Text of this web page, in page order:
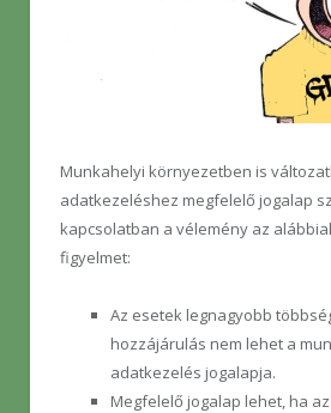
Munkahelyi környezetben is
adatkezeléshez megfelelő jogalap
kapcsolatban a vélemény az
figyelmet:
Az esetek legnagyobb
hozzájárulás nem lehet a
adatkezelés jogalapja.
Megfelelő jogalap lehet, ha